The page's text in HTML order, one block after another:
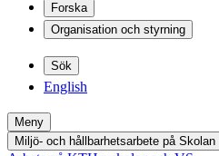
Forska
Organisation och styrning
Sök
English
Meny
Miljö- och hållbarhetsarbete på